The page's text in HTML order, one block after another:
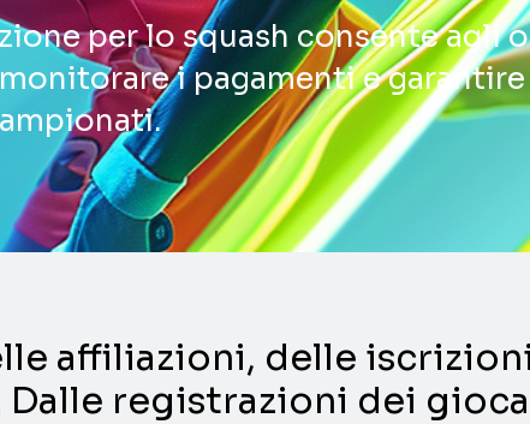
per lo squash consente agli
i pagamenti e garantire
affiliazioni, delle
Dalle registrazioni dei